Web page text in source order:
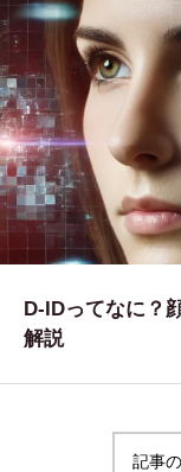
SERVICE
事業概要
COMPANY
会社概要
WORKS
制作実績
CONTACT
お問い合わせ
D-IDってなに？
解説
記事